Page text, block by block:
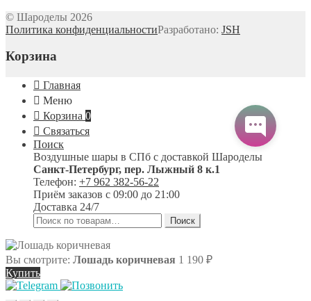
© Шароделы 2026
Политика конфиденциальностиРазработано: JSH
Корзина
Главная
Меню
Корзина 0
Связаться
Поиск
Воздушные шары в СПб с доставкой Шароделы
Санкт-Петербург, пер. Лыжный 8 к.1
Телефон: +7 962 382-56-22
Приём заказов с 09:00 до 21:00
Доставка 24/7
Искать:
Поиск
Вы смотрите: Лошадь коричневая 1 190 ₽
Купить